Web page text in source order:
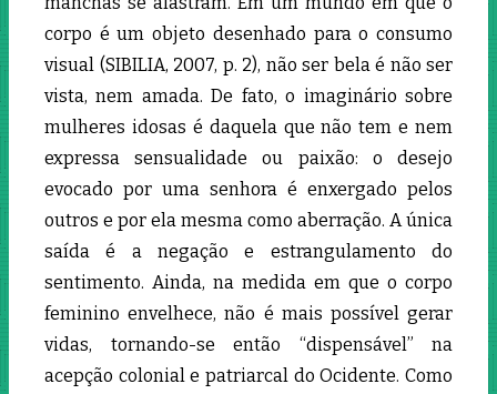
corpo é um objeto desenhado para o consumo
visual (SIBILIA, 2007, p. 2), não ser bela é não ser
vista, nem amada. De fato, o imaginário sobre
mulheres idosas é daquela que não tem e nem
expressa sensualidade ou paixão: o desejo
evocado por uma senhora é enxergado pelos
outros e por ela mesma como aberração. A única
saída é a negação e estrangulamento do
sentimento. Ainda, na medida em que o corpo
feminino envelhece, não é mais possível gerar
vidas, tornando-se então “dispensável” na
acepção colonial e patriarcal do Ocidente. Como